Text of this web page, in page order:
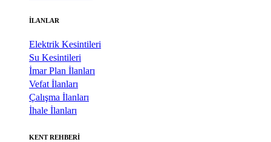
İLANLAR
Elektrik Kesintileri
Su Kesintileri
İmar Plan İlanları
Vefat İlanları
Çalışma İlanları
İhale İlanları
KENT REHBERİ